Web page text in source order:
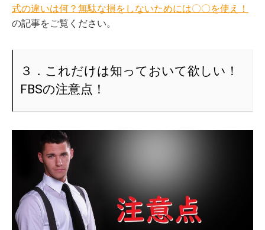
式の違いは何？無駄な損をしないためには〇〇を使え！
の記事をご覧ください。
３．これだけは知っておいて欲しい！
FBSの注意点！